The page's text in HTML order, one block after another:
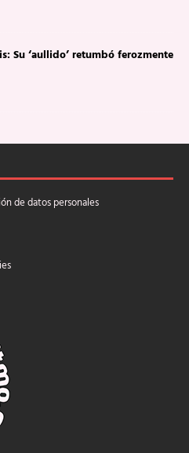
Su ‘aullido’ retumbó ferozmente
de datos personales